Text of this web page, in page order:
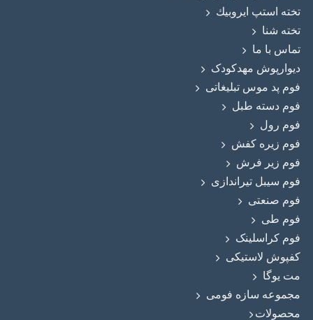
تخته استپ ايروبيك
تخته شنا
تماس با ما
دیوارپوش مهدکودک
فوم پد موس تبلیغاتی
فوم دسته طبل
فوم رول
فوم زيره كفش
فوم زیر فرش
فوم سیبل تیراندازی
فوم صنعتی
فوم طی
فوم کراسلینک
کفپوش لاستیکی
مت یوگا
مجموعه سازه فومی
محصولات